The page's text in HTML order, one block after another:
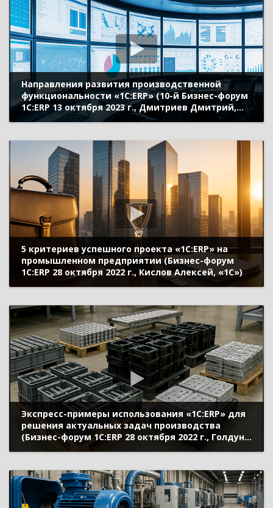
Направления развития производственной
функциональности «1С:ERP» (10-й Бизнес-форум
1С:ERP 13 октября 2023 г., Дмитриев Дмитрий,
«1С»)
5 критериев успешного проекта «1С:ERP» на
промышленном предприятии (Бизнес-форум
1С:ERP 28 октября 2022 г., Кислов Алексей, «1С»)
Экспресс-примеры использования «1С:ERP» для
решения актуальных задач производства
(Бизнес-форум 1С:ERP 28 октября 2022 г., Голдун
Александр, «1С»)